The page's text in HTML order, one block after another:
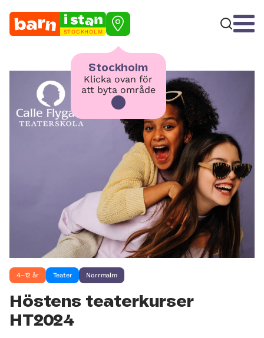
STOCKHOLM
Stockholm
Klicka ovan för
att byta område
4–12 år Teater Norrmalm
Höstens teaterkurser
HT2024